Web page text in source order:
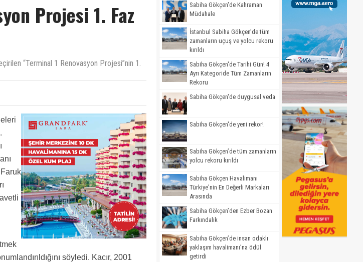
Projesi 1. Faz
“Terminal 1 Renovasyon Projesi”nin 1.
söyledi. Kacır, 2001
Sabiha Gökçen'de Kahraman
Müdahale
İstanbul Sabiha Gökçen’de tüm
zamanların uçuş ve yolcu rekoru
kırıldı
Sabiha Gökçen'de Tarihi Gün! 4
Ayrı Kategoride Tüm Zamanların
Rekoru
Sabiha Gökçen'de duygusal veda
Sabiha Gökçen'de yeni rekor!
Sabiha Gökçen’de tüm zamanların
yolcu rekoru kırıldı
Sabiha Gökçen Havalimanı
Türkiye'nin En Değerli Markaları
Arasında
Sabiha Gökçen’den Ezber Bozan
Farkındalık
Sabiha Gökçen’de insan odaklı
yaklaşım havalimanı’na ödül
getirdi